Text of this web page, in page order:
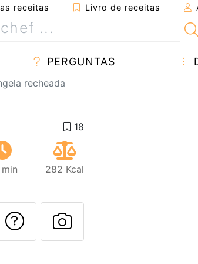
receitas Livro de receitas
PERGUNTAS
recheada
282 Kcal
receita a um amigo
esta página
Falar com o autor
Fez esta